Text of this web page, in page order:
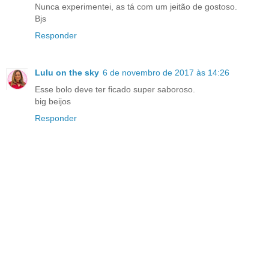
Nunca experimentei, as tá com um jeitão de gostoso.
Bjs
Responder
Lulu on the sky 6 de novembro de 2017 às 14:26
Esse bolo deve ter ficado super saboroso.
big beijos
Responder